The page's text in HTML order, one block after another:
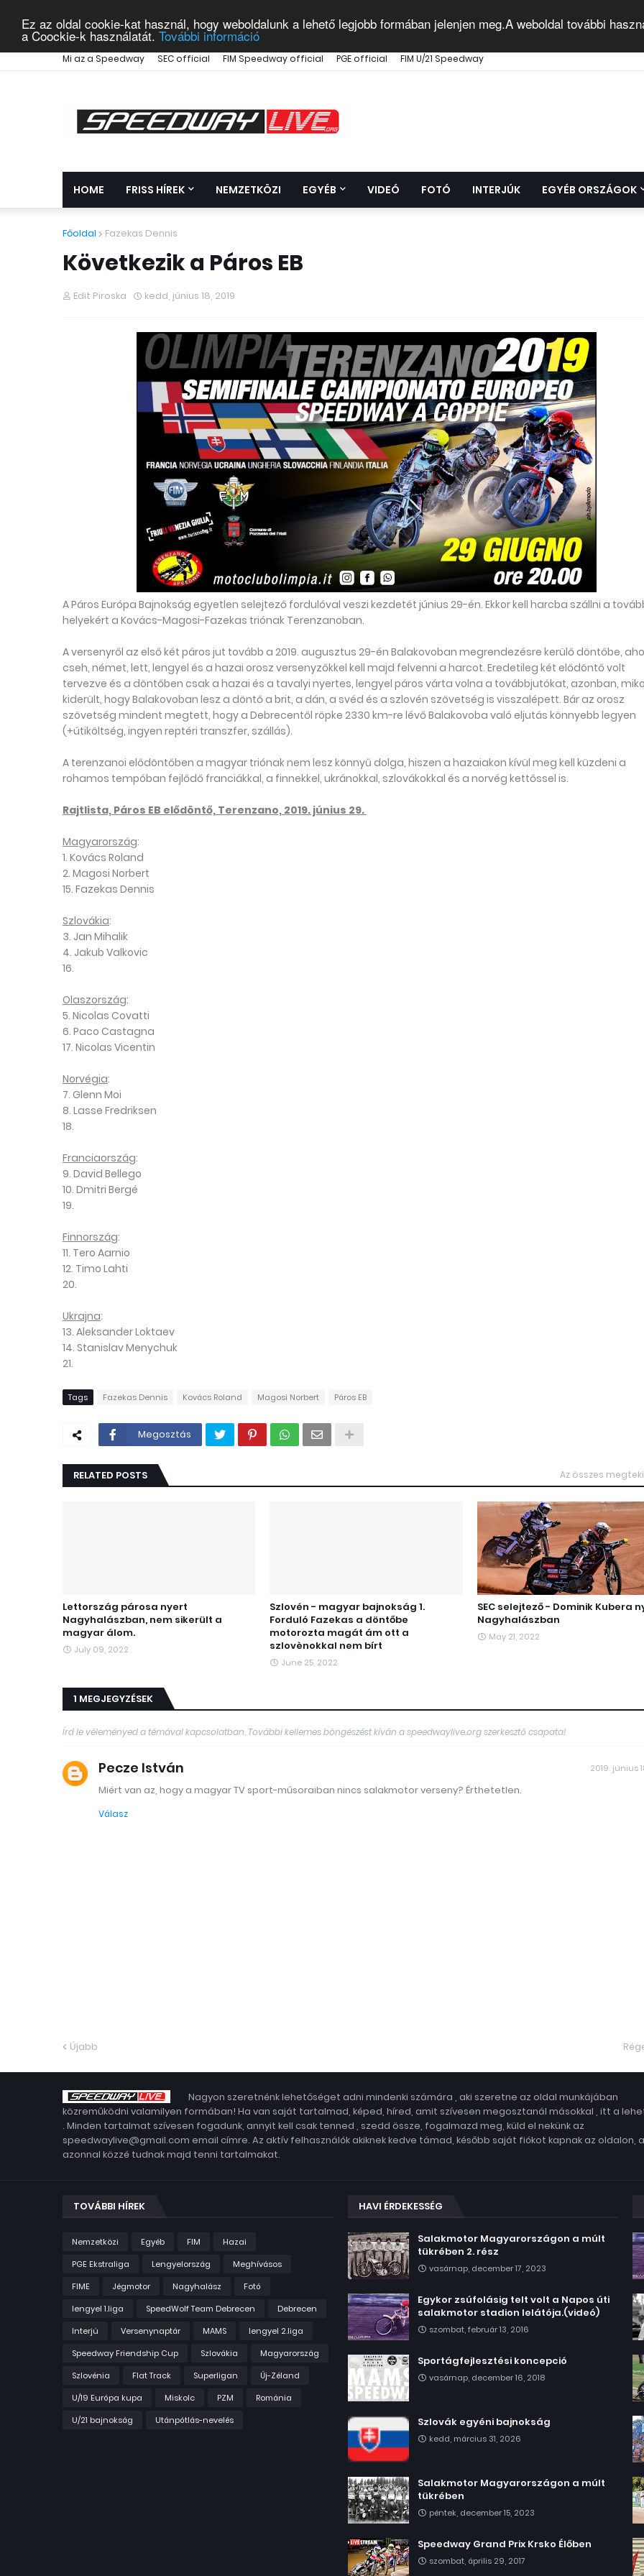
Ez az oldal cookie-kat használ, hogy weboldalunk a lehető legjobb formában jelenjen meg.A weboldal további
a Coockie-k használatát. További információ
Mi az a Speedway SEC official FIM Speedway official PGE official FIM U/21 Speedway
HOME FRISS HÍREK NEMZETKÖZI EGYÉB VIDEÓ FOTÓ INTERJÚK EGYÉB ORSZÁGOK
Főoldal Fazekas Dennis
Következik a Páros EB
Edit Piroska kedd, június 18, 2019
A Páros Európa Bajnokság egyetlen selejtező fordulóval veszi kezdetét június 29-én. Ekkor kell harcba szállni a
helyekért a Kovács-Magosi-Fazekas triónak Terenzanoban.
A versenyről az első két páros jut tovább a 2019. augusztus 29-én Balakovoban megrendezésre kerülő döntőbe,
cseh, német, lett, lengyel és a hazai orosz versenyzőkkel kell majd felvenni a harcot. Eredetileg két elődöntő volt
tervezve és a döntőben csak a hazai és a tavalyi nyertes, lengyel páros várta volna a továbbjutókat, azonban,
kiderült, hogy Balakovoban lesz a döntő a brit, a dán, a svéd és a szlovén szövetség is visszalépett. Bár az orosz
szövetség mindent megtett, hogy a Debrecentől röpke 2330 km-re lévő Balakovoba való eljutás könnyebb legyen
(+útiköltség, ingyen reptéri transzfer, szállás).
A terenzanoi elődöntőben a magyar triónak nem lesz könnyű dolga, hiszen a hazaiakon kívül meg kell küzdeni a
rohamos tempóban fejlődő franciákkal, a finnekkel, ukránokkal, szlovákokkal és a norvég kettőssel is.
Rajtlista, Páros EB elődöntő, Terenzano, 2019. június 29.
Magyarország:
1. Kovács Roland
2. Magosi Norbert
15. Fazekas Dennis
Szlovákia:
3. Jan Mihalik
4. Jakub Valkovic
16.
Olaszország:
5. Nicolas Covatti
6. Paco Castagna
17. Nicolas Vicentin
Norvégia:
7. Glenn Moi
8. Lasse Fredriksen
18.
Franciaország:
9. David Bellego
10. Dmitri Bergé
19.
Finnország:
11. Tero Aarnio
12. Timo Lahti
20.
Ukrajna:
13. Aleksander Loktaev
14. Stanislav Menychuk
21.
Tags Fazekas Dennis Kovács Roland Magosi Norbert Páros EB
Megosztás
RELATED POSTS Az összes
Lettország párosa nyert
Nagyhalászban, nem sikerült a
magyar álom.
July 09, 2022
Szlovén - magyar bajnokság 1.
Forduló Fazekas a döntőbe
motorozta magát ám ott a
szlovènokkal nem bírt
June 25, 2022
SEC selejtező - Dominik Kubera
Nagyhalászban
May 21, 2022
1 MEGJEGYZÉSEK
Írd le véleményed a témával kapcsolatban. További kellemes böngészést kíván a speedwaylive.org szerkesztő csapata!
Pecze István 2019. június
Miért van az, hogy a magyar TV sport-műsoraiban nincs salakmotor verseny? Érthetetlen.
Válasz
Újabb
Nagyon szeretnénk lehetőséget adni mindenki számára , aki szeretne az oldal munkájában
közreműködni valamilyen formában! Ha van saját tartalmad, képed, híred, amit szívesen megosztanál másokkal , itt a
. Minden tartalmat szívesen fogadunk, annyit kell csak tenned , szedd össze, fogalmazd meg, küld el nekünk az
speedwaylive@gmail.com email címre. Az aktív felhasználók akiknek kedve támad, később saját fiókot kapnak az oldalon,
azonnal közzé tudnak majd tenni tartalmakat.
TOVÁBBI HÍREK
Nemzetközi Egyéb FIM
Hazai
PGE Ekstraliga
Lengyelország
Meghívásos
FIME
Jégmotor Nagyhalász
Fotó
lengyel 1.liga
SpeedWolf Team Debrecen
Debrecen
Interjú
Versenynaptár MAMS
lengyel 2.liga
Speedway Friendship Cup
Szlovákia
Magyarország
Szlovénia
Flat Track Superligan
Új-Zéland
U/19 Európa kupa
Miskolc PZM
Románia
U/21 bajnokság
Utánpótlás-nevelés
HAVI ÉRDEKESSÉG
Salakmotor Magyarországon a múlt
tükrében 2. rész
vasárnap, december 17, 2023
Egykor zsúfolásig telt volt a Napos úti
salakmotor stadion lelátója.(videó)
szombat, február 13, 2016
Sportágfejlesztési koncepció
vasárnap, december 16, 2018
Szlovák egyéni bajnokság
kedd, március 31, 2026
Salakmotor Magyarországon a múlt
tükrében
péntek, december 15, 2023
Speedway Grand Prix Krsko Élőben
szombat, április 29, 2017